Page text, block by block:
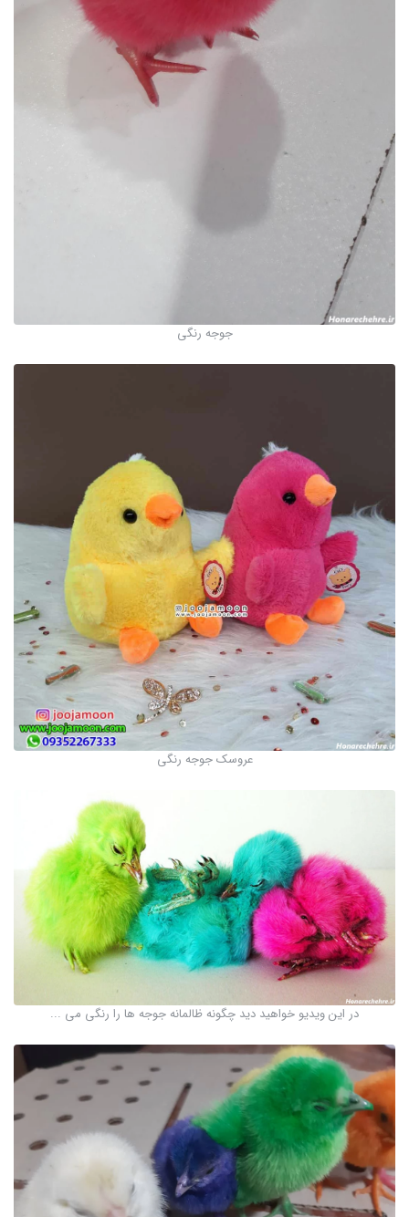
جوجه رنگی
عروسک جوجه رنگی
در این ویدیو خواهید دید چگونه ظالمانه جوجه ها را رنگی می ...